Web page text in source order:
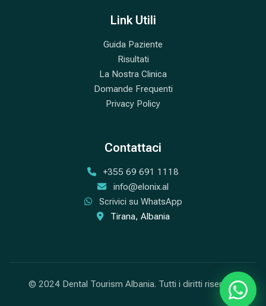
Link Utili
Guida Paziente
Risultati
La Nostra Clinica
Domande Frequenti
Privacy Policy
Contattaci
+355 69 691 1118
info@elonix.al
Scrivici su WhatsApp
Tirana, Albania
© 2024 Dental Tourism Albania. Tutti i diritti riservati.